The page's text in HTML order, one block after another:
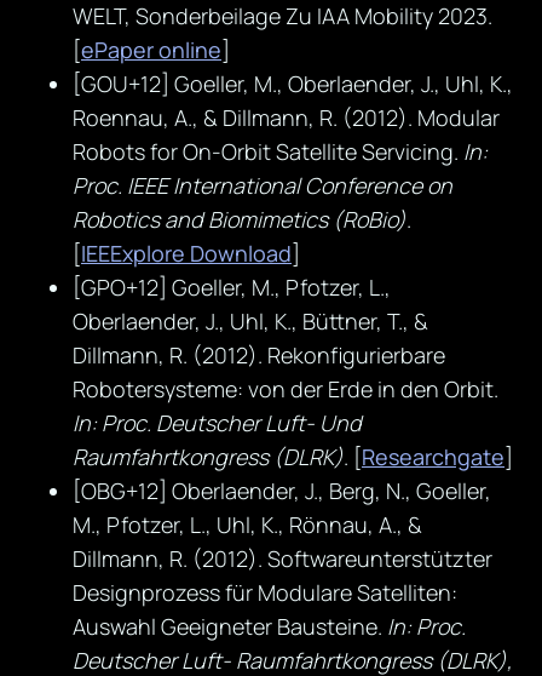
WELT, Sonderbeilage Zu IAA Mobility 2023.
[ePaper online]
[GOU+12] Goeller, M., Oberlaender, J., Uhl, K.,
Roennau, A., & Dillmann, R. (2012). Modular
Robots for On-Orbit Satellite Servicing. In:
Proc. IEEE International Conference on
Robotics and Biomimetics (RoBio).
[IEEExplore Download]
[GPO+12] Goeller, M., Pfotzer, L.,
Oberlaender, J., Uhl, K., Büttner, T., &
Dillmann, R. (2012). Rekonfigurierbare
Robotersysteme: von der Erde in den Orbit.
In: Proc. Deutscher Luft- Und
Raumfahrtkongress (DLRK). [Researchgate]
[OBG+12] Oberlaender, J., Berg, N., Goeller,
M., Pfotzer, L., Uhl, K., Rönnau, A., &
Dillmann, R. (2012). Softwareunterstützter
Designprozess für Modulare Satelliten:
Auswahl Geeigneter Bausteine. In: Proc.
Deutscher Luft- Raumfahrtkongress (DLRK),